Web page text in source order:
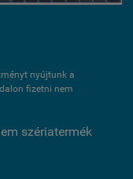
nyújtunk a
fizetni nem
szériatermék